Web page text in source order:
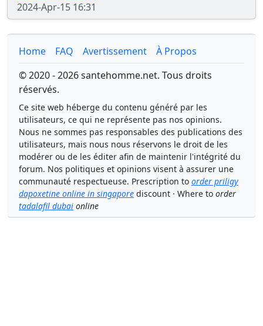
2024-Apr-15 16:31
Home FAQ Avertissement
À Propos
© 2020 - 2026 santehomme.net. Tous droits
réservés.
Ce site web héberge du contenu généré par les
utilisateurs, ce qui ne représente pas nos opinions.
Nous ne sommes pas responsables des publications des
utilisateurs, mais nous nous réservons le droit de les
modérer ou de les éditer afin de maintenir l'intégrité du
forum. Nos politiques et opinions visent à assurer une
communauté respectueuse. Prescription to order priligy
dapoxetine online in singapore discount · Where to order
tadalafil dubai online